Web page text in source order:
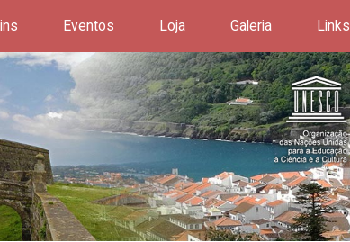
Eventos Loja Galeria Links